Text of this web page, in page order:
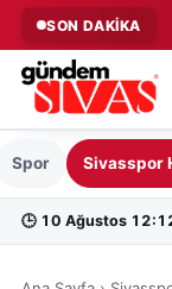
SON DAKİKA
Amca İçin Yeni
Spor Sivasspor
🕒 10 Ağustos